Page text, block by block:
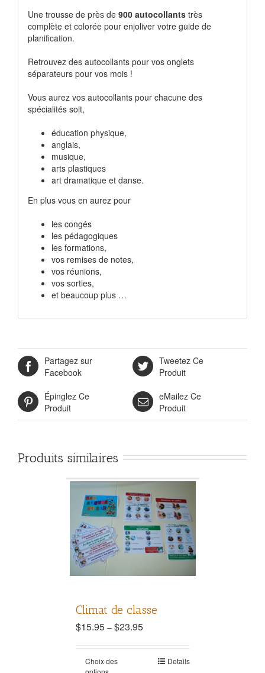
Une trousse de près de 900 autocollantstrès
complète et colorée pour enjoliver votre guide de
planification.
Retrouvez des autocollants pour vos onglets
séparateurs pour vos mois !
Vous aurez vos autocollants pour chacune des
spécialités soit,
éducation physique,
anglais,
musique,
arts plastiques
art dramatique et danse.
En plus vous en aurez pour
les congés
les pédagogiques
les formations,
vos remises de notes,
vos réunions,
vos sorties,
et beaucoup plus …
Partagez sur
Facebook
Tweetez Ce
Produit
Épinglez Ce
Produit
eMailez Ce
Produit
Produits similaires
Climat de classe
$15.95– $23.95
Choix des
Details